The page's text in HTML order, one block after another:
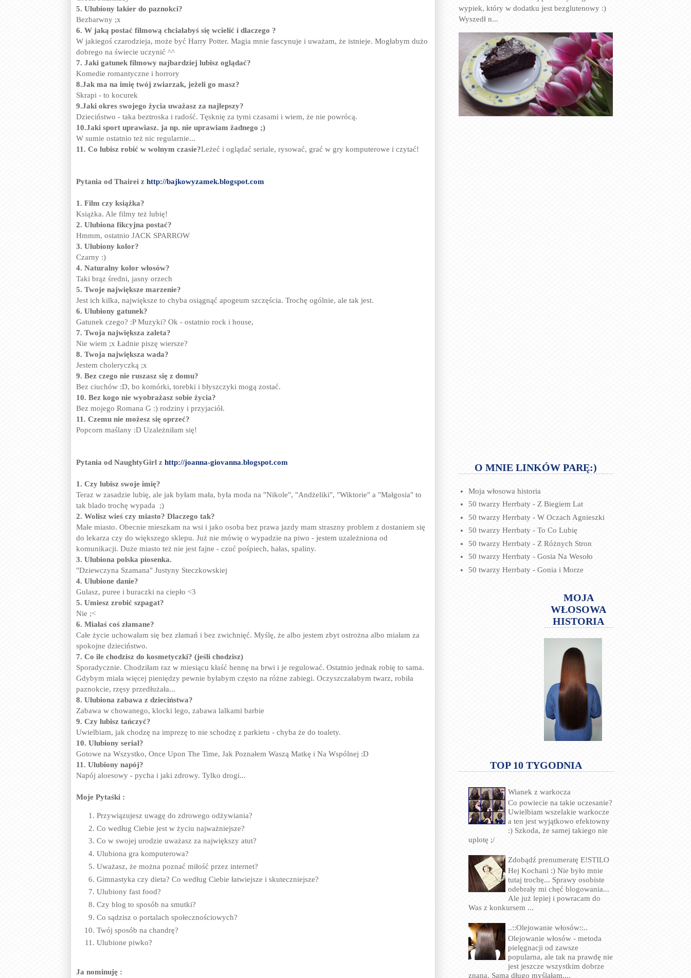
5. Ulubiony lakier do paznokci?
Bezbarwny ;x
6. W jaką postać filmową chciałabyś się wcielić i dlaczego ?
W jakiegoś czarodzieja, może być Harry Potter. Magia mnie fascynuje i uważam, że istnieje. Mogłabym dużo
dobrego na świecie uczynić ^^
7. Jaki gatunek filmowy najbardziej lubisz oglądać?
Komedie romantyczne i horrory
8.Jak ma na imię twój zwiarzak, jeżeli go masz?
Skrapi - to kocurek
9.Jaki okres swojego życia uważasz za najlepszy?
Dzieciństwo - taka beztroska i radość. Tęsknię za tymi czasami i wiem, że nie powrócą.
10.Jaki sport uprawiasz. ja np. nie uprawiam żadnego ;)
W sumie ostatnio też nic regularnie...
11. Co lubisz robić w wolnym czasie?Leżeć i oglądać seriale, rysować, grać w gry komputerowe i czytać!
Pytania od Thairei z http://bajkowyzamek.blogspot.com
1. Film czy książka?
Książka. Ale filmy też lubię!
2. Ulubiona fikcyjna postać?
Hmmm, ostatnio JACK SPARROW
3. Ulubiony kolor?
Czarny :)
4. Naturalny kolor włosów?
Taki brąz średni, jasny orzech
5. Twoje największe marzenie?
Jest ich kilka, największe to chyba osiągnąć apogeum szczęścia. Trochę ogólnie, ale tak jest.
6. Ulubiony gatunek?
Gatunek czego? :P Muzyki? Ok - ostatnio rock i house,
7. Twoja największa zaleta?
Nie wiem ;x Ładnie piszę wiersze?
8. Twoja największa wada?
Jestem choleryczką ;x
9. Bez czego nie ruszasz się z domu?
Bez ciuchów :D, bo komórki, torebki i błyszczyki mogą zostać.
10. Bez kogo nie wyobrażasz sobie życia?
Bez mojego Romana G :) rodziny i przyjaciół.
11. Czemu nie możesz się oprzeć?
Popcorn maślany :D Uzależniłam się!
Pytania od NaughtyGirl z http://joanna-giovanna.blogspot.com
1. Czy lubisz swoje imię?
Teraz w zasadzie lubię, ale jak byłam mała, była moda na "Nikole", "Andżeliki", "Wiktorie" a "Małgosia" to
tak blado trochę wypada ;)
2. Wolisz wieś czy miasto? Dlaczego tak?
Małe miasto. Obecnie mieszkam na wsi i jako osoba bez prawa jazdy mam straszny problem z dostaniem się
do lekarza czy do większego sklepu. Już nie mówię o wypadzie na piwo - jestem uzależniona od
komunikacji. Duże miasto też nie jest fajne - czuć pośpiech, hałas, spaliny.
3. Ulubiona polska piosenka.
"Dziewczyna Szamana" Justyny Steczkowskiej
4. Ulubione danie?
Gulasz, puree i buraczki na ciepło <3
5. Umiesz zrobić szpagat?
Nie ;<
6. Miałaś coś złamane?
Całe życie uchowałam się bez złamań i bez zwichnięć. Myślę, że albo jestem zbyt ostrożna albo miałam za
spokojne dzieciństwo.
7. Co ile chodzisz do kosmetyczki? (jeśli chodzisz)
Sporadycznie. Chodziłam raz w miesiącu kłaść hennę na brwi i je regulować. Ostatnio jednak robię to sama.
Gdybym miała więcej pieniędzy pewnie byłabym często na różne zabiegi. Oczyszczałabym twarz, robiła
paznokcie, rzęsy przedłużała...
8. Ulubiona zabawa z dzieciństwa?
Zabawa w chowanego, klocki lego, zabawa lalkami barbie
9. Czy lubisz tańczyć?
Uwielbiam, jak chodzę na imprezę to nie schodzę z parkietu - chyba że do toalety.
10. Ulubiony serial?
Gotowe na Wszystko, Once Upon The Time, Jak Poznałem Waszą Matkę i Na Wspólnej :D
11. Ulubiony napój?
Napój aloesowy - pycha i jaki zdrowy. Tylko drogi...
Moje Pytaśki :
Przywiązujesz uwagę do zdrowego odżywiania?
Co według Ciebie jest w życiu najważniejsze?
Co w swojej urodzie uważasz za największy atut?
Ulubiona gra komputerowa?
Uważasz, że można poznać miłość przez internet?
Gimnastyka czy dieta? Co według Ciebie łatwiejsze i skuteczniejsze?
Ulubiony fast food?
Czy blog to sposób na smutki?
Co sądzisz o portalach społecznościowych?
Twój sposób na chandrę?
Ulubione piwko?
Ja nominuję :
wypiek, który w dodatku jest bezglutenowy :)
Wyszedł n...
O MNIE LINKÓW PARĘ:)
Moja włosowa historia
50 twarzy Herrbaty - Z Biegiem Lat
50 twarzy Herrbaty - W Oczach Agnieszki
50 twarzy Herrbaty - To Co Lubię
50 twarzy Herrbaty - Z Różnych Stron
50 twarzy Herrbaty - Gosia Na Wesoło
50 twarzy Herrbaty - Gonia i Morze
MOJA
WŁOSOWA
HISTORIA
TOP 10 TYGODNIA
Wianek z warkocza
Co powiecie na takie uczesanie?
Uwielbiam wszelakie warkocze
a ten jest wyjątkowo efektowny
:) Szkoda, że samej takiego nie
uplotę ;/
Zdobądź prenumeratę E!STILO
Hej Kochani :) Nie było mnie
tutaj trochę... Sprawy osobiste
odebrały mi chęć blogowania...
Ale już lepiej i powracam do
Was z konkursem ...
..::Olejowanie włosów::..
Olejowanie włosów - metoda
pielęgnacji od zawsze
popularna, ale tak na prawdę nie
jest jeszcze wszystkim dobrze
znana. Sama długo myślałam,...